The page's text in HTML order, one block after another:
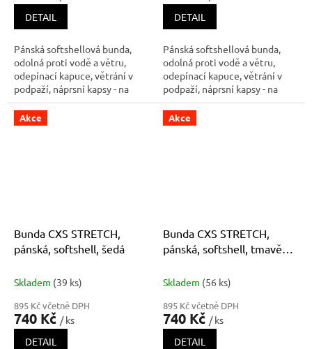
DETAIL
Pánská softshellová bunda,
odolná proti vodě a větru,
odepínací kapuce, větrání v
podpaží, náprsní kapsy - na
druk a zip, boční kapsy na zip,
vnitřní manžety v rukávech,
stahování v dolním okraji,
DETAIL
Pánská softshellová bunda,
odolná proti vodě a větru,
odepínací kapuce, větrání v
podpaží, náprsní kapsy - na
druk a zip, boční kapsy na zip,
vnitřní manžety v rukávech,
stahování v dolním okraji,
Akce
Bunda CXS STRETCH,
pánská, softshell, šedá
Skladem (39 ks)
895 Kč včetně DPH
740 Kč / ks
DETAIL
Akce
Bunda CXS STRETCH,
pánská, softshell, tmavě
Skladem (56 ks)
895 Kč včetně DPH
740 Kč / ks
DETAIL